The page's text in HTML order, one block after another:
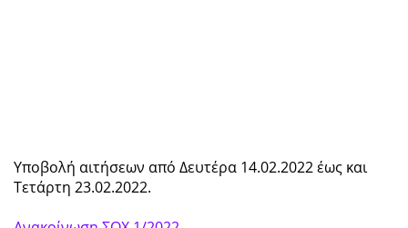
Υποβολή αιτήσεων από Δευτέρα 14.02.2022 έως και
Τετάρτη 23.02.2022.